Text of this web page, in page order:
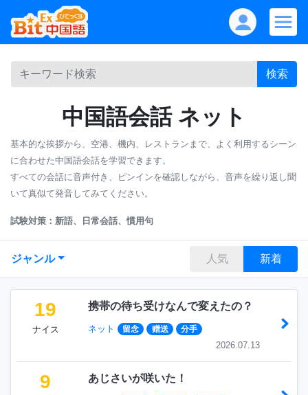
検索
中国語会話 ネット
基本的な挨拶から、空港、機内、レストランまで、よく利用するシーン
に合わせた中国語会話を学習できます。
すべての会話に音声付き、ピンインを確認しながら、音声を繰り返し聞
いて真似て発音してみてください。
試験対策：新語、日常会話、慣用句
ジャンル 人気 新着
19
ナイス
携帯の待ち受けなんで変えたの？
ネット 留念 赠送 分手
2026.07.13
9 あじさいが咲いた！